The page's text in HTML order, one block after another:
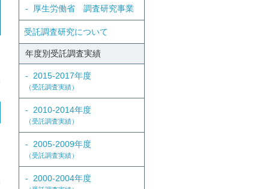
厚生労働省 調査研究事業
受託調査研究について
年度別受託調査実績
2015-2017年度
（受託調査実績）
2010-2014年度
（受託調査実績）
2005-2009年度
（受託調査実績）
2000-2004年度